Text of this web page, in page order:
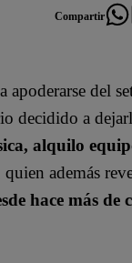
Compartir
del
decidido a
alquilo
además
hace más de